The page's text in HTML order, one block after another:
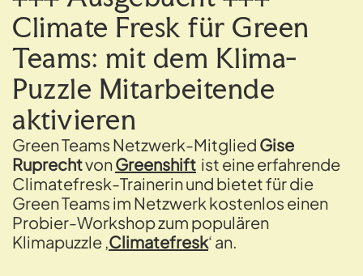
Climate Fresk für Green
Teams: mit dem Klima-
Puzzle Mitarbeitende
aktivieren
Green Teams Netzwerk-Mitglied Gise
RuprechtvonGreenshift ist eine erfahrende
Climatefresk-Trainerin und bietet für die
Green Teams im Netzwerk kostenlos einen
Probier-Workshop zum populären
Klimapuzzle ‚Climatefresk‘ an.